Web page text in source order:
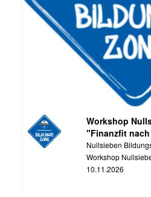
Workshop
"Finanzfit
Nullsieben
Workshop
10.11.2026